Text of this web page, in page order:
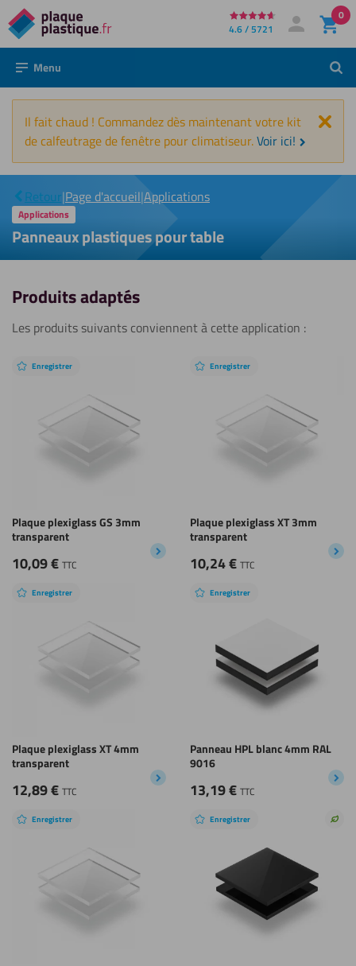
Directement
au
contenu
4.6 / 5721 Mon compte
Se connecter
0
Menu
Il fait chaud ! Commandez dès maintenant votre kit
de calfeutrage de fenêtre pour climatiseur.Voir ici!
Retour|Page d'accueil|Applications
plastiques
pour table
Applications
Panneaux plastiques pour table
Produits adaptés
Les produits suivants conviennent à cette application :
Enregistrer
Plaque plexiglass GS 3mm
transparent
10,09€ TTC
Enregistrer
Plaque plexiglass XT 3mm
transparent
10,24€ TTC
Enregistrer
Plaque plexiglass XT 4mm
transparent
12,89€ TTC
Enregistrer
Panneau HPL blanc 4mm RAL
9016
13,19€ TTC
Enregistrer Enregistrer